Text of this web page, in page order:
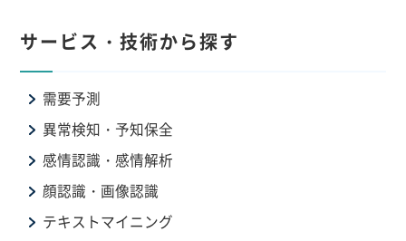
サービス・技術から探す
需要予測
異常検知・予知保全
感情認識・感情解析
顔認識・画像認識
テキストマイニング